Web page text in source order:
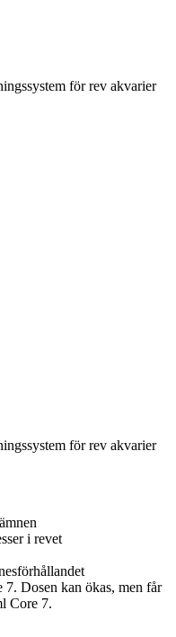
för rev akvarier
för rev akvarier
i revet
Dosen kan ökas, men får
Core 7.